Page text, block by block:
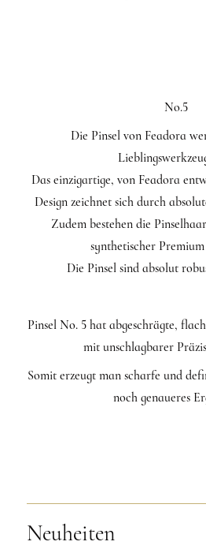
No.5
Die Pinsel von Feadora
Das einzigartige, von Feadora
Design zeichnet sich durch
Zudem bestehen die
synthetischer
Die Pinsel sind absolut
Pinsel No. 5 hat abgeschrägte,
mit unschlagbarer
Somit erzeugt man scharfe und
noch genaueres
Neuheiten